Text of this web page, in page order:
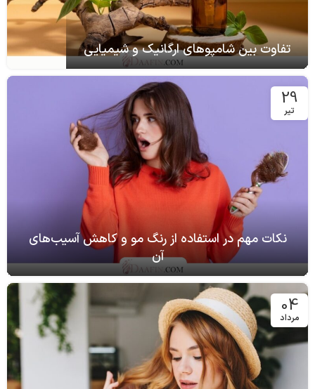
تفاوت بین شامپوهای ارگانیک و شیمیایی
29
تیر
نکات مهم در استفاده از رنگ مو و کاهش آسیب‌های
آن
04
مرداد